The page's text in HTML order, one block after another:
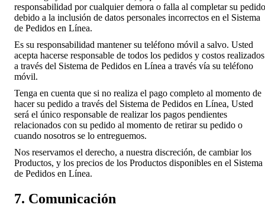
responsabilidad por cualquier demora o falla al completar su pedido
debido a la inclusión de datos personales incorrectos en el Sistema
de Pedidos en Línea.
Es su responsabilidad mantener su teléfono móvil a salvo. Usted
acepta hacerse responsable de todos los pedidos y costos realizados
a través del Sistema de Pedidos en Línea a través vía su teléfono
móvil.
Tenga en cuenta que si no realiza el pago completo al momento de
hacer su pedido a través del Sistema de Pedidos en Línea, Usted
será el único responsable de realizar los pagos pendientes
relacionados con su pedido al momento de retirar su pedido o
cuando nosotros se lo entreguemos.
Nos reservamos el derecho, a nuestra discreción, de cambiar los
Productos, y los precios de los Productos disponibles en el Sistema
de Pedidos en Línea.
7. Comunicación